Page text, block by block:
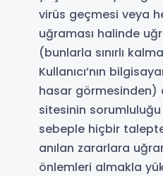
virüs geçmesi veya
uğraması halinde
(bunlarla sınırlı
Kullanıcı’nın
hasar görmesinden)
sitesinin
sebeple hiçbir
anılan zararlara
önlemleri almakla